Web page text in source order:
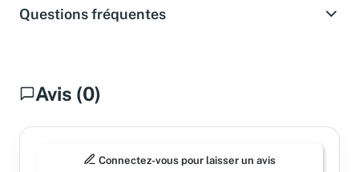
Questions fréquentes
Avis (0)
Connectez-vous pour laisser un avis